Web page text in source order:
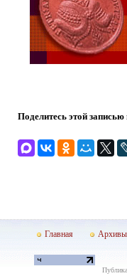
Поделитесь этой
Главная Архивы